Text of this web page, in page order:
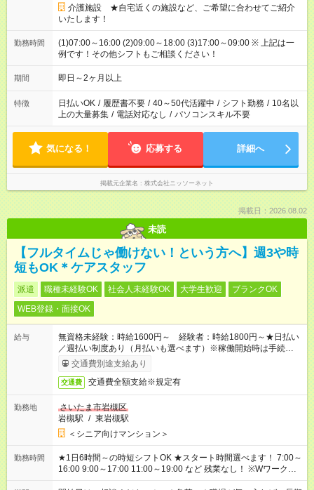
介護施設 ★自宅近くの施設など、ご希望に合わせてご紹介
いたします！
勤務時間
(1)07:00～16:00 (2)09:00～18:00 (3)17:00～09:00 ※ 上記は一
例です！その他シフトもご相談ください！
期間 即日～2ヶ月以上
特徴 日払いOK / 履歴書不要 / 40～50代活躍中 / シフト勤務 / 10名以
上の大量募集 / 電話対応なし / パソコンスキル不要
気になる！ 応募する 詳細へ
掲載元企業名 株式会社ニッソーネット
掲載日：2026.08.02
未読
【フルタイムじゃ働けない！という方へ】週3や時
短もOK＊ケアスタッフ
派遣 職種未経験OK 社会人未経験OK 大学生歓迎
ブランクOK
WEB登録・面接OK
給与
無資格未経験：時給1600円～ 経験者：時給1800円～★日払い
／週払い制度あり（月払いも選べます）※稼働開始時は手続き完
了次第のお支払いとなります。
交通費別途支給あり
交通費 交通費全額支給※規定有
勤務地
さいたま市岩槻区
岩槻駅 / 東岩槻駅
＜シニア向けマンション＞
勤務時間
★1日6時間～の時短シフトOK ★スタート時間選べます！ 7:00～
16:00 9:00～17:00 11:00～19:00 など 残業なし！ ※Wワークの
場合、他のお仕事と合わせ週40時間超の就業はご案内できませ